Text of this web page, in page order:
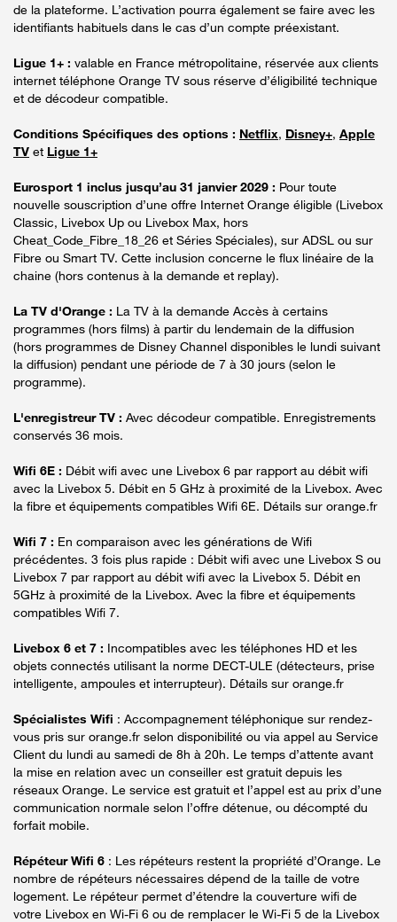
de la plateforme. L’activation pourra également se faire avec les
identifiants habituels dans le cas d’un compte préexistant.
Ligue 1+ : valable en France métropolitaine, réservée aux clients
internet téléphone Orange TV sous réserve d’éligibilité technique
et de décodeur compatible.
Conditions Spécifiques des options : Netflix, Disney+, Apple
TV et Ligue 1+
Eurosport 1 inclus jusqu’au 31 janvier 2029 : Pour toute
nouvelle souscription d’une offre Internet Orange éligible (Livebox
Classic, Livebox Up ou Livebox Max, hors
Cheat_Code_Fibre_18_26 et Séries Spéciales), sur ADSL ou sur
Fibre ou Smart TV. Cette inclusion concerne le flux linéaire de la
chaine (hors contenus à la demande et replay).
La TV d'Orange : La TV à la demande Accès à certains
programmes (hors films) à partir du lendemain de la diffusion
(hors programmes de Disney Channel disponibles le lundi suivant
la diffusion) pendant une période de 7 à 30 jours (selon le
programme).
L'enregistreur TV : Avec décodeur compatible. Enregistrements
conservés 36 mois.
Wifi 6E : Débit wifi avec une Livebox 6 par rapport au débit wifi
avec la Livebox 5. Débit en 5 GHz à proximité de la Livebox. Avec
la fibre et équipements compatibles Wifi 6E. Détails sur orange.fr
Wifi 7 : En comparaison avec les générations de Wifi
précédentes. 3 fois plus rapide : Débit wifi avec une Livebox S ou
Livebox 7 par rapport au débit wifi avec la Livebox 5. Débit en
5GHz à proximité de la Livebox. Avec la fibre et équipements
compatibles Wifi 7.
Livebox 6 et 7 : Incompatibles avec les téléphones HD et les
objets connectés utilisant la norme DECT-ULE (détecteurs, prise
intelligente, ampoules et interrupteur). Détails sur orange.fr
Spécialistes Wifi : Accompagnement téléphonique sur rendez-
vous pris sur orange.fr selon disponibilité ou via appel au Service
Client du lundi au samedi de 8h à 20h. Le temps d’attente avant
la mise en relation avec un conseiller est gratuit depuis les
réseaux Orange. Le service est gratuit et l’appel est au prix d’une
communication normale selon l’offre détenue, ou décompté du
forfait mobile.
Répéteur Wifi 6 : Les répéteurs restent la propriété d’Orange. Le
nombre de répéteurs nécessaires dépend de la taille de votre
logement. Le répéteur permet d’étendre la couverture wifi de
votre Livebox en Wi-Fi 6 ou de remplacer le Wi-Fi 5 de la Livebox